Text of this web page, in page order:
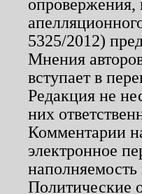
опровержения,
5325/2012)
Мнения
вступает в
Редакция не
них
Комментарии
электронное
наполняемость
Политические